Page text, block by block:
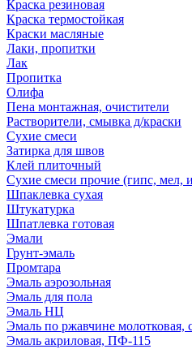
Краска резиновая
Краска термостойкая
Краски масляные
Лаки, пропитки
Лак
Пропитка
Олифа
Пена монтажная, очистители
Растворители, смывка д/краски
Сухие смеси
Затирка для швов
Клей плиточный
Сухие смеси прочие (гипс, мел,
Шпаклевка сухая
Штукатурка
Шпатлевка готовая
Эмали
Грунт-эмаль
Промтара
Эмаль аэрозольная
Эмаль для пола
Эмаль НЦ
Эмаль по ржавчине молотковая,
Эмаль акриловая, ПФ-115